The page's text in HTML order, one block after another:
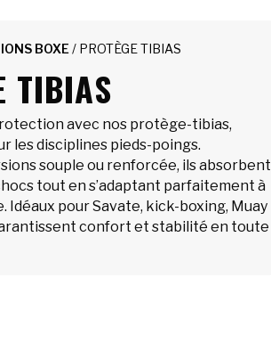
BOXE / PROTÈGE TIBIAS
TIBIAS
avec nos protège-tibias,
les disciplines pieds-poings.
souple ou renforcée, ils absorbent
tout en s’adaptant parfaitement à
pour Savate, kick-boxing, Muay
confort et stabilité en toute